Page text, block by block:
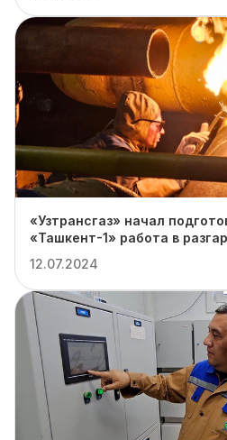
«Узтрансгаз» начал
«Ташкент-1» работа в
12.07.2024